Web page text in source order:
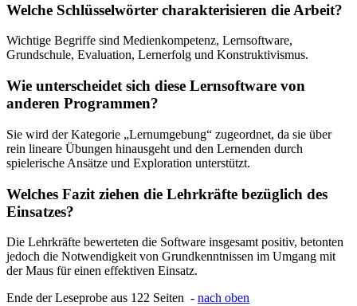
Welche Schlüsselwörter charakterisieren die Arbeit?
Wichtige Begriffe sind Medienkompetenz, Lernsoftware,
Grundschule, Evaluation, Lernerfolg und Konstruktivismus.
Wie unterscheidet sich diese Lernsoftware von
anderen Programmen?
Sie wird der Kategorie „Lernumgebung“ zugeordnet, da sie über
rein lineare Übungen hinausgeht und den Lernenden durch
spielerische Ansätze und Exploration unterstützt.
Welches Fazit ziehen die Lehrkräfte bezüglich des
Einsatzes?
Die Lehrkräfte bewerteten die Software insgesamt positiv, betonten
jedoch die Notwendigkeit von Grundkenntnissen im Umgang mit
der Maus für einen effektiven Einsatz.
Ende der Leseprobe aus 122 Seiten - nach oben